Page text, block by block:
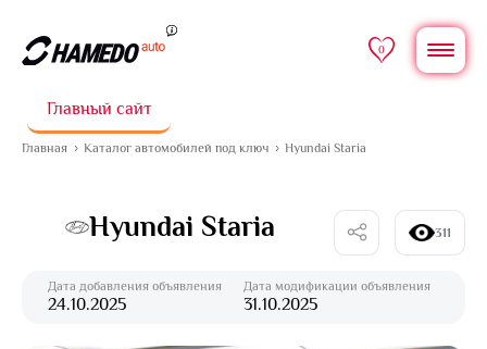
0
Главный сайт
Главная Каталог автомобилей под ключ Hyundai Staria
Hyundai Staria 311
Дата добавления объявления
24.10.2025
Дата модификации объявления
31.10.2025